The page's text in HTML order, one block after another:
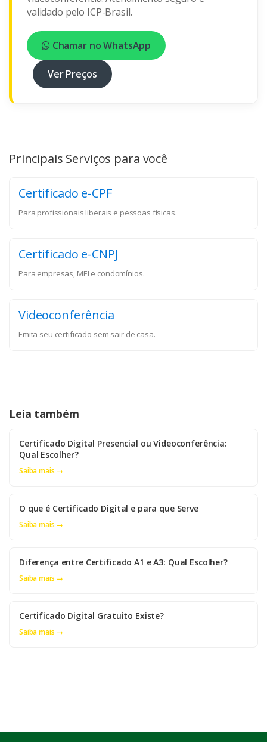
validado pelo ICP-Brasil.
Chamar no WhatsApp
Ver Preços
Principais Serviços para você
Certificado e-CPF
Para profissionais liberais e pessoas físicas.
Certificado e-CNPJ
Para empresas, MEI e condomínios.
Videoconferência
Emita seu certificado sem sair de casa.
Leia também
Certificado Digital Presencial ou Videoconferência:
Qual Escolher?
Saiba mais →
O que é Certificado Digital e para que Serve
Saiba mais →
Diferença entre Certificado A1 e A3: Qual Escolher?
Saiba mais →
Certificado Digital Gratuito Existe?
Saiba mais →